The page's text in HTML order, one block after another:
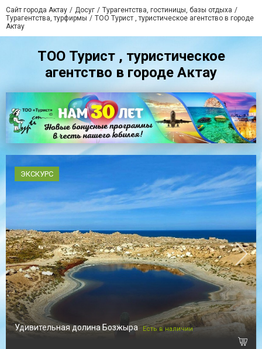
Сайт города Актау Досуг
Турагентства, гостиницы, базы отдыха
Турагентства, турфирмы
ТОО Турист , туристическое агентство в городе
Актау
ТОО Турист , туристическое
агентство в городе Актау
ЭКСКУРС
Удивительная долина Бозжыра Есть в наличии